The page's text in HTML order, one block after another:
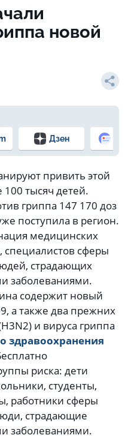
новой
Дзен
привить этой
тысяч детей.
гриппа 147 170 доз
поступила в регион.
медицинских
специалистов сферы
страдающих
заболеваниями.
содержит новый
а также два прежних
и вируса гриппа
здравоохранения
риска: дети
студенты,
работники сферы
страдающие
заболеваниями.